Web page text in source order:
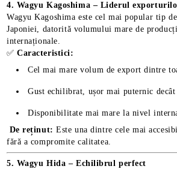
4. Wagyu Kagoshima – Liderul
Wagyu Kagoshima este cel mai popular tip
Japoniei, datorită volumului mare de
internaționale.
✅Caracteristici:
Cel mai mare volum de export dintre
Gust echilibrat, ușor mai puternic decât
Disponibilitate mai mare la nivel
De reținut: Este una dintre cele mai
fără a compromite calitatea.
5. Wagyu Hida – Echilibrul perfect